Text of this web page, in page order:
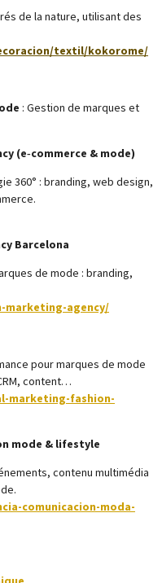
de la nature, utilisant des
textil/kokorome/
: Gestion de marques et
(e‑commerce & mode)
360° : branding, web design,
Barcelona
de mode : branding,
agency/
pour marques de mode
content…
marketing-fashion-
mode & lifestyle
contenu multimédia
comunicacion-moda-